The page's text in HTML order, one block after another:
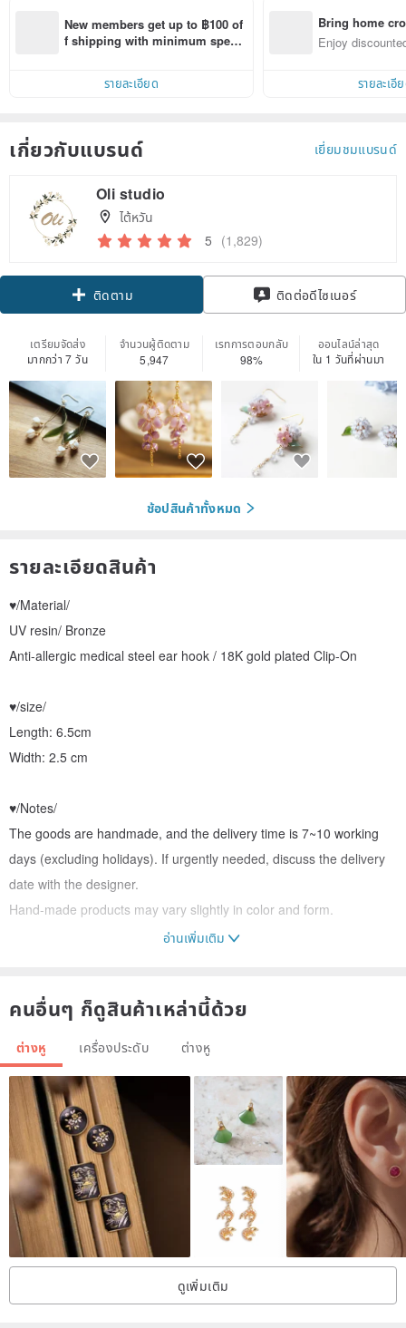
New members get up to ฿100 of
f shipping with minimum spen
รายละเอียด
Bring home
n with ease
Enjoy
รายละเอี
เกี่ยวกับแบรนด์ เยี่ยมชมแบรนด์
Oli studio
ไต้หวัน
5 (1,829)
ติดตาม ติดต่อดีไซเนอร์
เตรียมจัดส่ง
มากกว่า 7 วัน
จำนวนผู้ติดตาม
5,947
เรทการตอบกลับ
98%
ออนไลน์ล่าสุด
ใน 1 วันที่ผ่านมา
ช้อปสินค้าทั้งหมด
รายละเอียดสินค้า
♥/Material/
UV resin/ Bronze
Anti-allergic medical steel ear hook / 18K gold plated Clip-On
♥/size/
Length: 6.5cm
Width: 2.5 cm
♥/Notes/
The goods are handmade, and the delivery time is 7~10 working
days (excluding holidays). If urgently needed, discuss the delivery
date with the designer.
Hand-made products may vary slightly in color and form.
gently wipe
After wearing, please wipe the product clean and put it in a box or
bag for storage
อ่านเพิ่มเติม
คนอื่นๆ ก็ดูสินค้าเหล่านี้ด้วย
ต่างหู เครื่องประดับ ต่างหู
ดูเพิ่มเติม